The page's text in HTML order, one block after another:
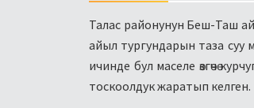
Талас районунун Беш-Таш
айыл тургундарын таза суу
ичинде бул маселе өзгөчө
тоскоолдук жаратып келген.